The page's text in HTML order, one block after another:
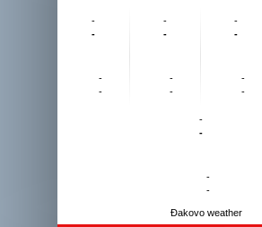
-
-
-
-
-
-
-
-
-
-
-
-
-
-
-
-
Đakovo weather